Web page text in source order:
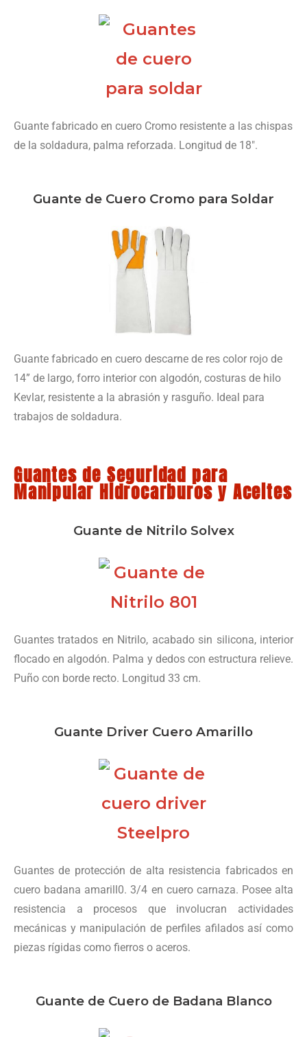
Guante fabricado en cuero Cromo resistente a las chispas
de la soldadura, palma reforzada. Longitud de 18″.
Guante de Cuero Cromo para Soldar
Guante fabricado en cuero descarne de res color rojo de
14” de largo, forro interior con algodón, costuras de hilo
Kevlar, resistente a la abrasión y rasguño. Ideal para
trabajos de soldadura.
Guantes de Seguridad para
Manipular Hidrocarburos y Aceites
Guante de Nitrilo Solvex
Guantes tratados en Nitrilo, acabado sin silicona, interior
flocado en algodón. Palma y dedos con estructura relieve.
Puño con borde recto. Longitud 33 cm.
Guante Driver Cuero Amarillo
Guantes de protección de alta resistencia fabricados en
cuero badana amarill0. 3/4 en cuero carnaza. Posee alta
resistencia a procesos que involucran actividades
mecánicas y manipulación de perfiles afilados así como
piezas rígidas como fierros o aceros.
Guante de Cuero de Badana Blanco